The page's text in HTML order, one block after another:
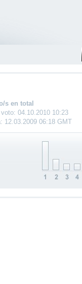
s en total
04.10.2010 10:23
12.03.2009 06:18 GMT